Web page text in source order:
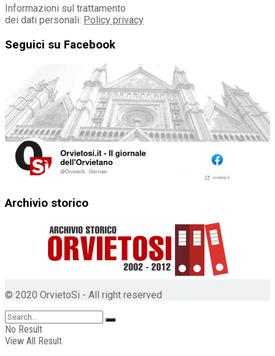
Informazioni sul trattamento
dei dati personali: Policy privacy
Seguici su Facebook
Archivio storico
© 2020 OrvietoSi - All right reserved
No Result
View All Result